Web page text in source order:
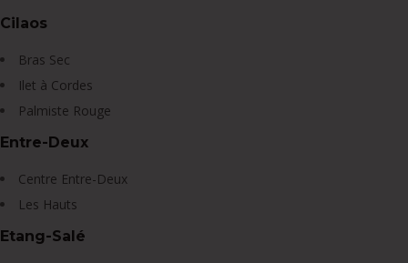
Cilaos
Bras Sec
Ilet à Cordes
Palmiste Rouge
Entre-Deux
Centre Entre-Deux
Les Hauts
Etang-Salé